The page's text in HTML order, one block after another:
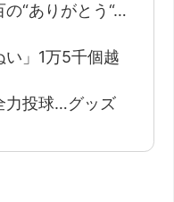
“ありがとう“…
」1万5千個越
力投球…グッズ